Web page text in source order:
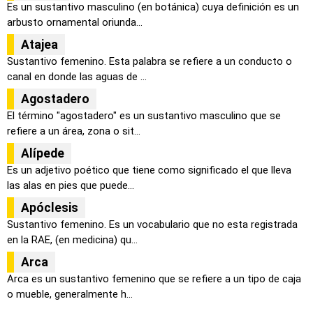
Es un sustantivo masculino (en botánica) cuya definición es un
arbusto ornamental oriunda...
Atajea
Sustantivo femenino. Esta palabra se refiere a un conducto o
canal en donde las aguas de ...
Agostadero
El término "agostadero" es un sustantivo masculino que se
refiere a un área, zona o sit...
Alípede
Es un adjetivo poético que tiene como significado el que lleva
las alas en pies que puede...
Apóclesis
Sustantivo femenino. Es un vocabulario que no esta registrada
en la RAE, (en medicina) qu...
Arca
Arca es un sustantivo femenino que se refiere a un tipo de caja
o mueble, generalmente h...